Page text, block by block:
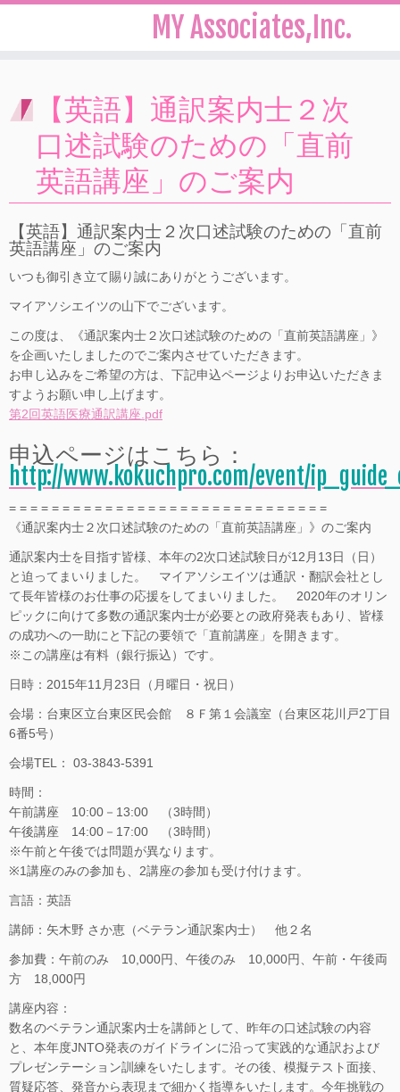
content
MY Associates,Inc.
【英語】通訳案内士２次
口述試験のための「直前
英語講座」のご案内
【英語】通訳案内士２次口述試験のための「直前
英語講座」のご案内
いつも御引き立て賜り誠にありがとうございます。
マイアソシエイツの山下でございます。
この度は、《通訳案内士２次口述試験のための「直前英語講座」》
を企画いたしましたのでご案内させていただきます。
お申し込みをご希望の方は、下記申込ページよりお申込いただきま
すようお願い申し上げます。
第2回英語医療通訳講座.pdf
申込ページはこちら：
http://www.kokuchpro.com/event/
= = = = = = = = = = = = = = = = = = = = = = = = = = = = = =
《通訳案内士２次口述試験のための「直前英語講座」》のご案内
通訳案内士を目指す皆様、本年の2次口述試験日が12月13日（日）
と迫ってまいりました。 マイアソシエイツは通訳・翻訳会社とし
て長年皆様のお仕事の応援をしてまいりました。 2020年のオリン
ピックに向けて多数の通訳案内士が必要との政府発表もあり、皆様
の成功への一助にと下記の要領で「直前講座」を開きます。
※この講座は有料（銀行振込）です。
日時：2015年11月23日（月曜日・祝日）
会場：台東区立台東区民会館 ８Ｆ第１会議室（台東区花川戸2丁目
6番5号）
会場TEL： 03-3843-5391
時間：
午前講座 10:00－13:00 （3時間）
午後講座 14:00－17:00 （3時間）
※午前と午後では問題が異なります。
※1講座のみの参加も、2講座の参加も受け付けます。
言語：英語
講師：矢木野 さか恵（ベテラン通訳案内士） 他２名
参加費：午前のみ 10,000円、午後のみ 10,000円、午前・午後両
方 18,000円
講座内容：
数名のベテラン通訳案内士を講師として、昨年の口述試験の内容
と、本年度JNTO発表のガイドラインに沿って実践的な通訳および
プレゼンテーション訓練をいたします。その後、模擬テスト面接、
質疑応答、発音から表現まで細かく指導をいたします。今年挑戦の